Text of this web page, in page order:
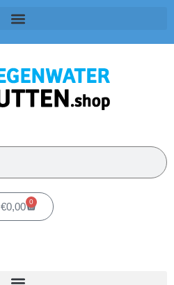
€0,00 0